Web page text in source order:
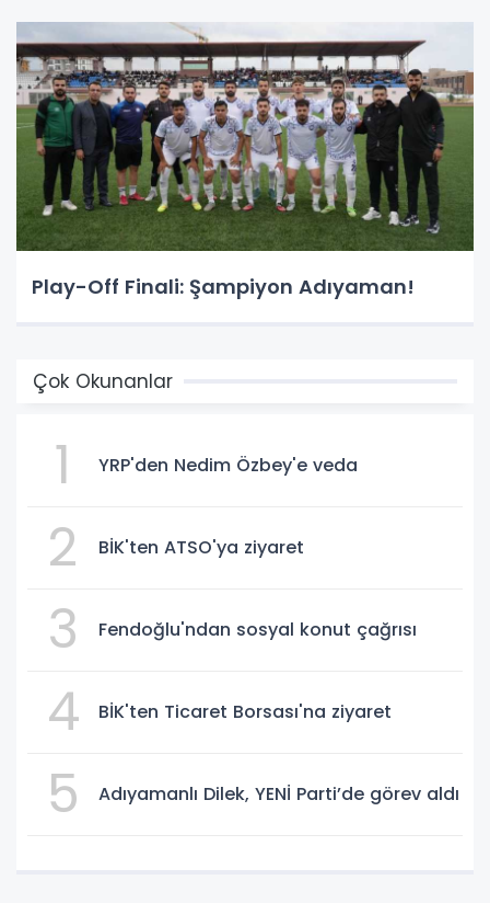
Play-Off Finali: Şampiyon Adıyaman!
Çok Okunanlar
1 YRP'den Nedim Özbey'e veda
2 BİK'ten ATSO'ya ziyaret
3 Fendoğlu'ndan sosyal konut çağrısı
4 BİK'ten Ticaret Borsası'na ziyaret
5 Adıyamanlı Dilek, YENİ Parti’de görev aldı